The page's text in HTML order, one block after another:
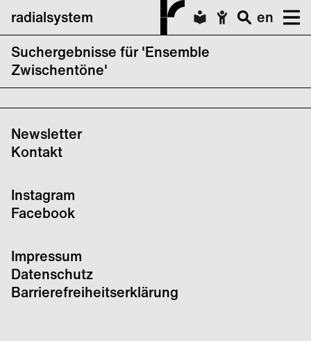
radialsystem
en
Suchergebnisse für 'Ensemble
Zwischentöne'
CTM Festival 2023: Maryanne Amacher –
„GLIA“
Newsletter
Kontakt
Instagram
Facebook
Impressum
Datenschutz
Barrierefreiheitserklärung